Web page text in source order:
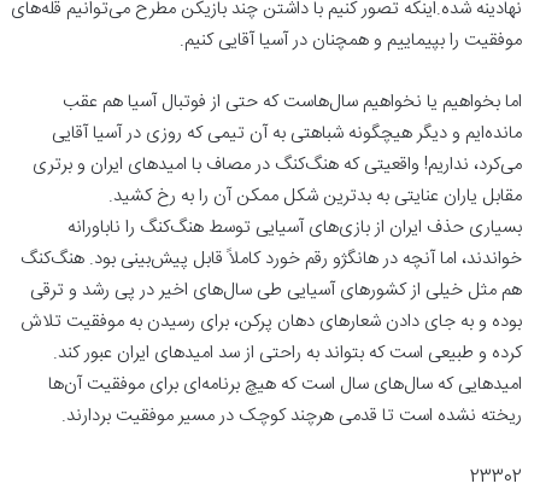
نهادینه شده.اینکه تصور کنیم با داشتن چند بازیکن مطرح می‌توانیم قله‌های
موفقیت را بپیماییم و همچنان در آسیا آقایی کنیم.
اما بخواهیم یا نخواهیم سال‌هاست که حتی از فوتبال آسیا هم عقب
مانده‌ایم و دیگر هیچگونه شباهتی به آن تیمی که روزی در آسیا آقایی
می‌کرد، نداریم! واقعیتی که هنگ‌کنگ در مصاف با امیدهای ایران و برتری
مقابل یاران عنایتی به بدترین شکل ممکن آن را به رخ کشید.
بسیاری حذف ایران از بازی‌های آسیایی توسط هنگ‌کنگ را ناباورانه
خواندند، اما آنچه در هانگژو رقم خورد کاملاً قابل پیش‌بینی بود. هنگ‌کنگ
هم مثل خیلی از کشورهای آسیایی طی سال‌های اخیر در پی رشد و ترقی
بوده و به جای دادن شعارهای دهان پرکن، برای رسیدن به موفقیت تلاش
کرده و طبیعی است که بتواند به راحتی از سد امیدهای ایران عبور کند.
امیدهایی که سال‌های سال است که هیچ برنامه‌ای برای موفقیت آن‌ها
ریخته نشده است تا قدمی هرچند کوچک در مسیر موفقیت بردارند.
23302